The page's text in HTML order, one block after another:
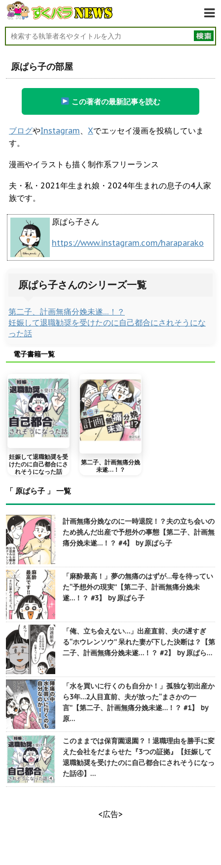
原ぱら子の部屋
この著者の最新記事を読む
ブログやInstagram、 Xでエッセイ漫画を投稿していま
す。
漫画やイラストも描く制作系フリーランス
夫・私・2021年生まれ娘・2024年生まれの息子の4人家
族です。
原ぱら子さん
https://www.instagram.com/haraparako
原ぱら子さんのシリーズ一覧
第二子、計画無痛分娩未遂…！？
妊娠して退職勧奨を受けたのに自己都合にされそうにな
った話
電子書籍一覧
妊娠して退職勧奨を受
けたのに自己都合にさ
れそうになった話
第二子、計画無痛分娩
未遂…！？
「 原ぱら子 」 一覧
計画無痛分娩なのに一時退院！？夫の立ち会いの
ため挑んだ出産で予想外の事態【第二子、計画無
痛分娩未遂…！？ #4】 by 原ぱら子
「麻酔最高！」夢の無痛のはずが…母を待ってい
た“予想外の現実”【第二子、計画無痛分娩未
遂…！？ #3】 by 原ぱら子
「俺、立ち会えない…」出産直前、夫の遅すぎ
る“ホウレンソウ” 呆れた妻が下した決断は？【第
二子、計画無痛分娩未遂…！？ #2】 by 原ぱら…
「水を買いに行くのも自分か！」孤独な初出産か
ら3年…2人目直前、夫が放った“まさかの一
言”【第二子、計画無痛分娩未遂…！？ #1】 by
原…
このままでは保育園退園？！退職理由を勝手に変
えた会社をだまらせた『3つの証拠』【妊娠して
退職勧奨を受けたのに自己都合にされそうになっ
た話④】…
<広告>